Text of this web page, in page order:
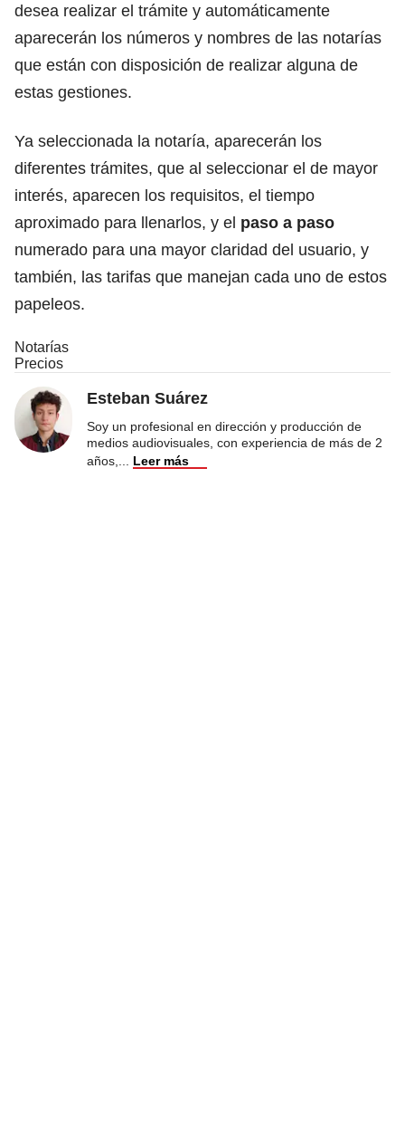
desea realizar el trámite y automáticamente
aparecerán los números y nombres de las notarías
que están con disposición de realizar alguna de
estas gestiones.
Ya seleccionada la notaría, aparecerán los
diferentes trámites, que al seleccionar el de mayor
interés, aparecen los requisitos, el tiempo
aproximado para llenarlos, y el paso a paso
numerado para una mayor claridad del usuario, y
también, las tarifas que manejan cada uno de estos
papeleos.
Notarías
Precios
Esteban Suárez
Soy un profesional en dirección y producción de
medios audiovisuales, con experiencia de más de 2
años,
Leer más